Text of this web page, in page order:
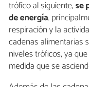
trófico al siguiente,se
de energía,
respiración y la
cadenas alimentarias
niveles tróficos, ya
medida que se